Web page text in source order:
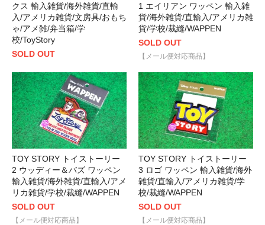
クス 輸入雑貨/海外雑貨/直輸
入/アメリカ雑貨/文房具/おもち
ゃ/アメ雑/弁当箱/学
校/ToyStory
SOLD OUT
1 エイリアン ワッペン 輸入雑
貨/海外雑貨/直輸入/アメリカ雑
貨/学校/裁縫/WAPPEN
SOLD OUT
【メール便対応商品】
TOY STORY トイストーリー
2 ウッディー＆バズ ワッペン
輸入雑貨/海外雑貨/直輸入/アメ
リカ雑貨/学校/裁縫/WAPPEN
SOLD OUT
【メール便対応商品】
TOY STORY トイストーリー
3 ロゴ ワッペン 輸入雑貨/海外
雑貨/直輸入/アメリカ雑貨/学
校/裁縫/WAPPEN
SOLD OUT
【メール便対応商品】